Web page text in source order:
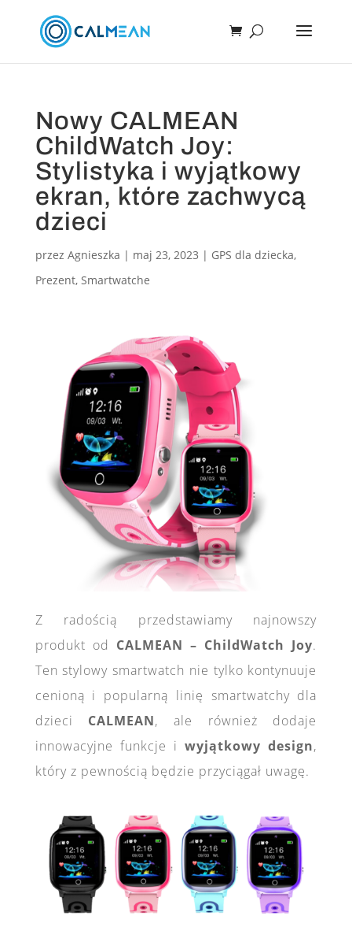
Nowy CALMEAN
ChildWatch Joy:
Stylistyka i wyjątkowy
ekran, które zachwycą
dzieci
przez Agnieszka | maj 23, 2023 | GPS dla dziecka,
Prezent, Smartwatche
Z radością przedstawiamy najnowszy
produkt od CALMEAN – ChildWatch Joy.
Ten stylowy smartwatch nie tylko kontynuuje
cenioną i popularną linię smartwatchy dla
dzieci CALMEAN, ale również dodaje
innowacyjne funkcje iwyjątkowy design,
który z pewnością będzie przyciągał uwagę.